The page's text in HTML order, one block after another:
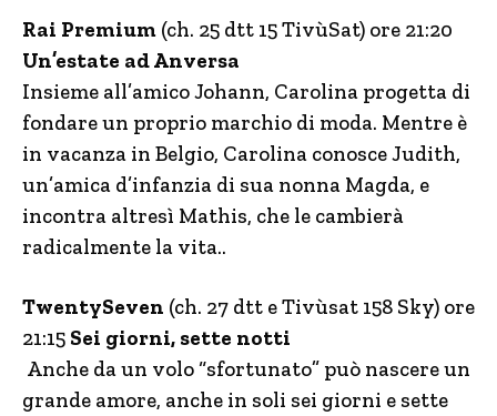
Rai Premium (ch. 25 dtt 15 TivùSat) ore 21:20
Un’estate ad Anversa
Insieme all’amico Johann, Carolina progetta di
fondare un proprio marchio di moda. Mentre è
in vacanza in Belgio, Carolina conosce Judith,
un’amica d’infanzia di sua nonna Magda, e
incontra altresì Mathis, che le cambierà
radicalmente la vita..
TwentySeven (ch. 27 dtt e Tivùsat 158 Sky) ore
21:15 Sei giorni, sette notti
Anche da un volo “sfortunato” può nascere un
grande amore, anche in soli sei giorni e sette